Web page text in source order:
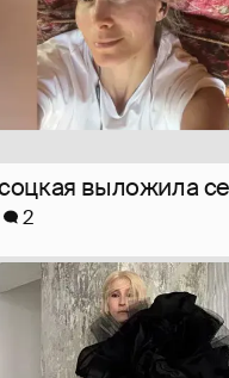
выложила
2